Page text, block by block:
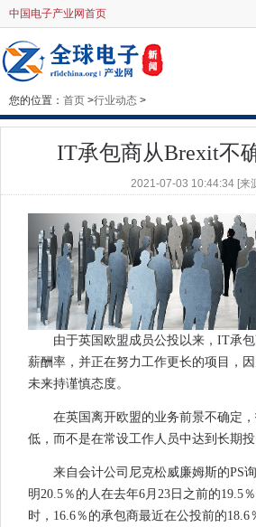
中国电子产业网首页
您的位置： 首页 >行业动态 >
IT承包商从Brexit不
2021-07-03 10:44:34 [来
由于英国欧盟成员公投以来，IT承
薪酬率，并正在努力工作更长的项目，
未来持谨慎态度。
在英国离开欧盟的业务前景不确定
低，而不是在常设工作人员中达到长期投
来自会计公司尼克松威廉姆斯的PS
明20.5％的人在去年6月23日之前的19.5
时，16.6％的承包商最近在公投前的18.6